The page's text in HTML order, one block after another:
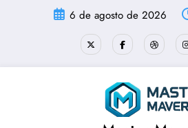
6 de agosto de 2026